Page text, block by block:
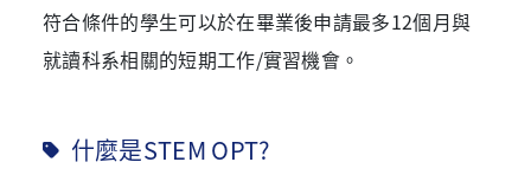
符合條件的學生可以於在畢業後申請最多12個月與
就讀科系相關的短期工作/實習機會。
什麼是STEM OPT?